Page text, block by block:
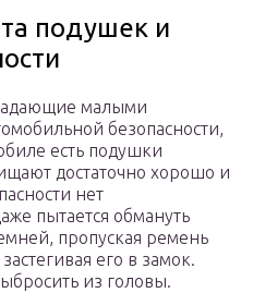
подушек и
малыми
безопасности,
есть подушки
достаточно хорошо и
нет
пытается обмануть
пропуская ремень
его в замок.
из головы.